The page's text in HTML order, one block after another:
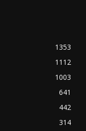
1353
1112
1003
641
442
314